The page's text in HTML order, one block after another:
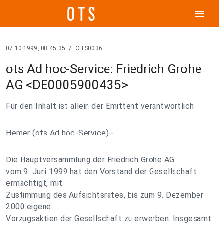
menu
07.10.1999, 08:45:35 / OTS0036
ots Ad hoc-Service: Friedrich Grohe
AG <DE0005900435>
Für den Inhalt ist allein der Emittent verantwortlich
Hemer (ots Ad hoc-Service) -
Die Hauptversammlung der Friedrich Grohe AG
vom 9. Juni 1999 hat den Vorstand der Gesellschaft
ermächtigt, mit
Zustimmung des Aufsichtsrates, bis zum 9. Dezember
2000 eigene
Vorzugsaktien der Gesellschaft zu erwerben. Insgesamt